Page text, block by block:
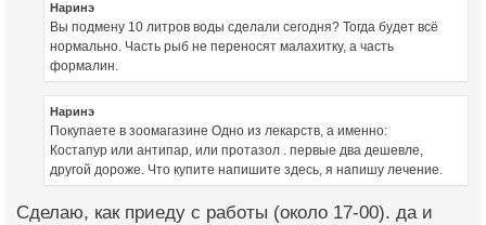
Наринэ
Вы подмену 10 литров воды сделали сегодня? Тогда будет всё
нормально. Часть рыб не переносят малахитку, а часть
формалин.
Наринэ
Покупаете в зоомагазине Одно из лекарств, а именно:
Костапур или антипар, или протазол . первые два дешевле,
другой дороже. Что купите напишите здесь, я напишу лечение.
Сделаю, как приеду с работы (около 17-00). да и